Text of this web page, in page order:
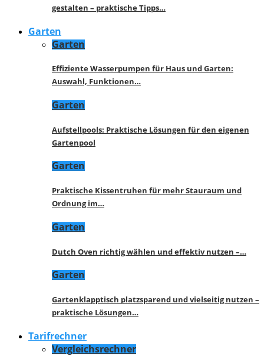
gestalten – praktische Tipps…
Garten
Garten
Effiziente Wasserpumpen für Haus und Garten:
Auswahl, Funktionen…
Garten
Aufstellpools: Praktische Lösungen für den eigenen
Gartenpool
Garten
Praktische Kissentruhen für mehr Stauraum und
Ordnung im…
Garten
Dutch Oven richtig wählen und effektiv nutzen –…
Garten
Gartenklapptisch platzsparend und vielseitig nutzen –
praktische Lösungen…
Tarifrechner
Vergleichsrechner